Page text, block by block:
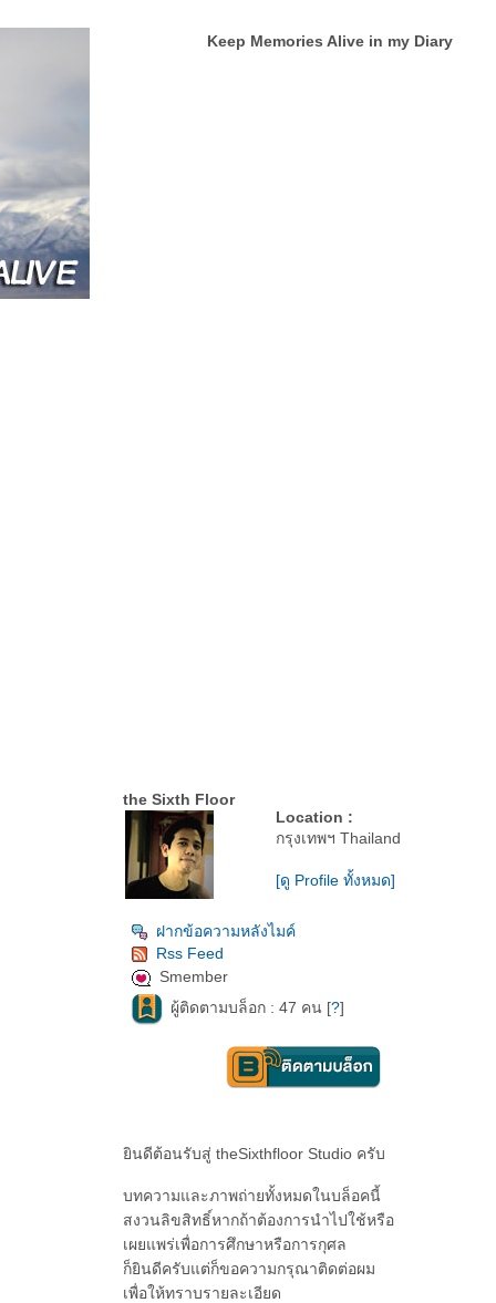
Keep Memories Alive in my Diary
the Sixth Floor
Location :
กรุงเทพฯ Thailand
[ดู Profile ทั้งหมด]
ฝากข้อความหลังไมค์
Rss Feed
Smember
ผู้ติดตามบล็อก : 47 คน [?]
ินดีต้อนรับสู่ theSixthfloor Studio ครับ
บทความและภาพถ่ายทั้งหมดในบล็อคนี้
สงวนลิขสิทธิ์หากถ้าต้องการนำไปใช้หรือ
เผยแพร่เพื่อการศึกษาหรือการกุศล
ก็ยินดีครับแต่ก็ขอความกรุณาติดต่อผม
เพื่อให้ทราบรายละเอียด